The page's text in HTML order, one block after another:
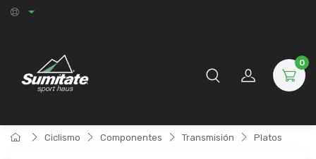
0
Ciclismo Componentes Transmisión Platos